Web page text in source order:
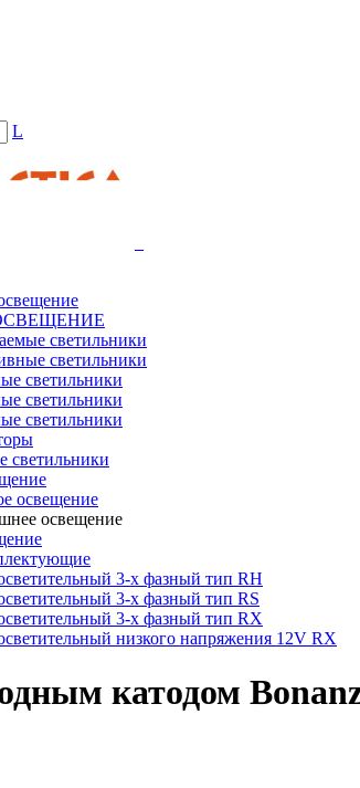
L
светильники
светильники
светильники
светильники
светильники
светильники
освещение
освещение
3-х фазный тип RH
3-х фазный тип RS
3-х фазный тип RX
низкого напряжения 12V RX
катодом